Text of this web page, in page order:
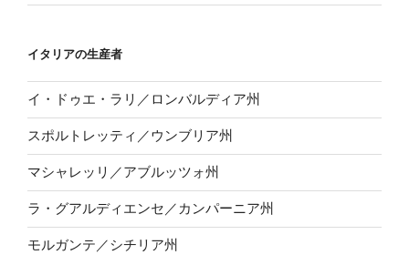
イタリアの生産者
イ・ドゥエ・ラリ／ロンバルディア州
スポルトレッティ／ウンブリア州
マシャレッリ／アブルッツォ州
ラ・グアルディエンセ／カンパーニア州
モルガンテ／シチリア州